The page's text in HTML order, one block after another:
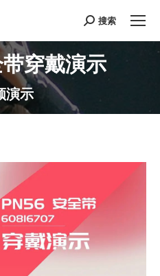
Search:
搜索
穿戴演示
演示